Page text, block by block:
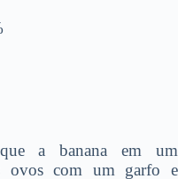
a banana em um
ovos com um garfo e